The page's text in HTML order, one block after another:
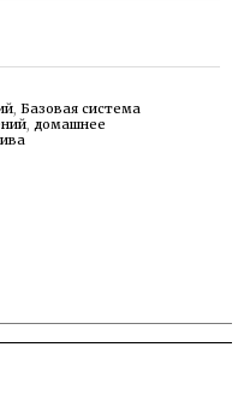
, Базовая система
, домашнее